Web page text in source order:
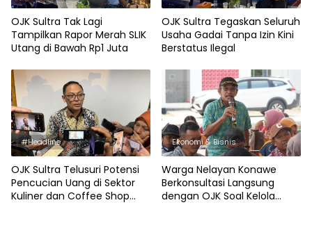
OJK Sultra Tak Lagi
Tampilkan Rapor Merah SLIK
Utang di Bawah Rp1 Juta
OJK Sultra Tegaskan Seluruh
Usaha Gadai Tanpa Izin Kini
Berstatus Ilegal
#Headline
OJK Sultra Telusuri Potensi
Pencucian Uang di Sektor
Kuliner dan Coffee Shop
Ekonomi & Bisnis
Warga Nelayan Konawe
Berkonsultasi Langsung
dengan OJK Soal Kelola